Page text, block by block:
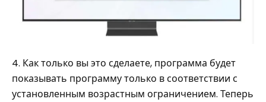
4. Как только вы это сделаете, программа будет
показывать программу только в соответствии с
установленным возрастным ограничением. Теперь